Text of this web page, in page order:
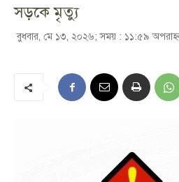
সড়কে মৃত্যু
বুধবার, মে ১৩, ২০২৬; সময় : ১১:৫৯ অপরাহ্ণ